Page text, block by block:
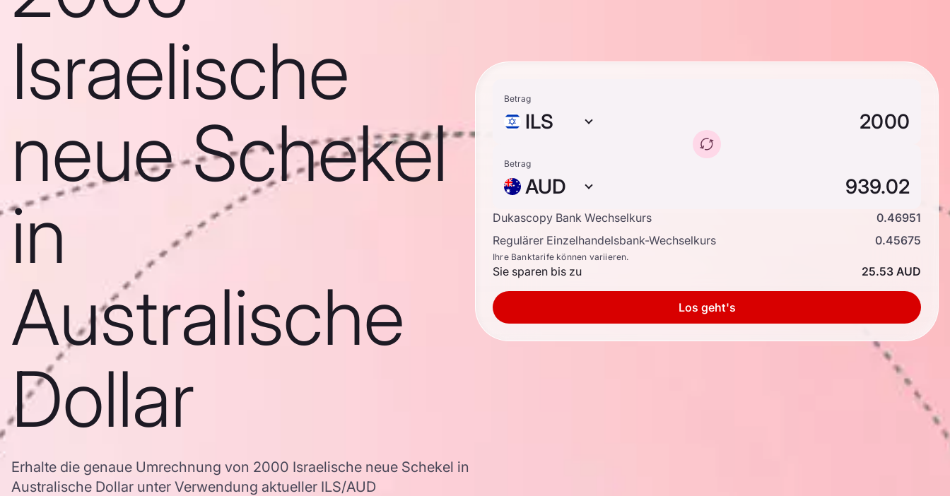
Israelische
neue Schekel
in
Australische
Dollar
Erhalte die genaue Umrechnung von 2000 Israelische neue Schekel in
Australische Dollar unter Verwendung aktueller ILS/AUD
Betrag
ILS
Betrag
AUD
Dukascopy Bank Wechselkurs
0.46951
Regulärer Einzelhandelsbank-Wechselkurs
0.45675
Ihre Banktarife können variieren.
Sie sparen bis zu 25.53 AUD
Los geht's